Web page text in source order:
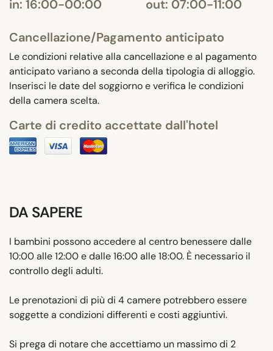
in: 16:00-00:00
out: 07:00-11:00
Cancellazione/Pagamento anticipato
Le condizioni relative alla cancellazione e al pagamento
anticipato variano a seconda della tipologia di alloggio.
Inserisci le date del soggiorno e verifica le condizioni
della camera scelta.
Carte di credito accettate dall'hotel
DA SAPERE
I bambini possono accedere al centro benessere dalle
10:00 alle 12:00 e dalle 16:00 alle 18:00. È necessario il
controllo degli adulti.
Le prenotazioni di più di 4 camere potrebbero essere
soggette a condizioni differenti e costi aggiuntivi.
Si prega di notare che accettiamo un massimo di 2